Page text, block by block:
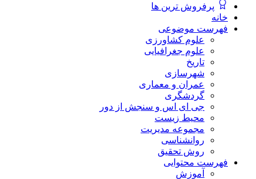
پرفروش ترین ها
خانه
فهرست موضوعی
علوم کشاورزی
علوم جغرافیایی
تاریخ
شهرسازی
عمران و معماری
گردشگری
جی ای اس و سنجش از دور
محیط زیست
مجموعه مدیریت
روانشناسی
روش تحقیق
فهرست محتوایی
آموزش